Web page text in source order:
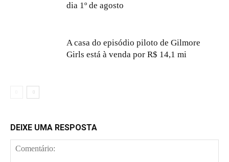
dia 1º de agosto
A casa do episódio piloto de Gilmore
Girls está à venda por R$ 14,1 mi
DEIXE UMA RESPOSTA